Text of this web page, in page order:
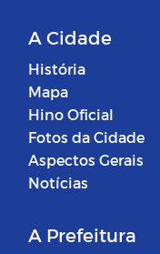
A Cidade
História
Mapa
Hino Oficial
Fotos da Cidade
Aspectos Gerais
Notícias
A Prefeitura